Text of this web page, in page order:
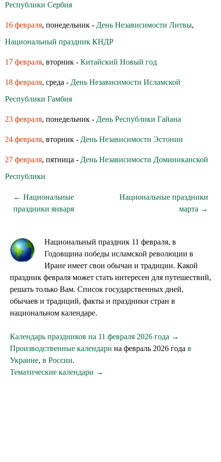
Республики Сербия
16 февраля, понедельник - День Независимости Литвы,
Национальный праздник КНДР
17 февраля, вторник - Китайский Новый год
18 февраля, среда - День Независимости Исламской
Республики Гамбия
23 февраля, понедельник - День Республики Гайана
24 февраля, вторник - День Независимости Эстонии
27 февраля, пятница - День Независимости Доминиканской
Республики
← Национальные
праздники января
Национальные праздники
марта →
Национальный праздник 11 февраля, в
Годовщина победы исламской революции в
Иране имеет свои обычаи и традиции. Какой
праздник февраля может стать интересен для путешествий,
решать только Вам. Список государственных дней,
обычаев и традиций, факты и праздники стран в
национальном календаре.
Календарь праздников на 11 февраля 2026 года →
Производственные календари на февраль 2026 года в
Украине, в России.
Тематические календари →